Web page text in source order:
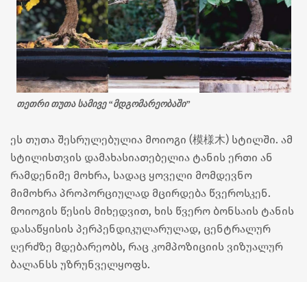
თეთრი თუთა სამივე “მდგომარეობაში”
ეს თუთა შესრულებულია მოიოგი (模様木) სტილში. ამ
სტილისთვის დამახასიათებელია ტანის ერთი ან
რამდენიმე მოხრა, სადაც ყოველი მომდევნო
მიმოხრა პროპორციულად მცირდება წვეროსკენ.
მოიოგის წესის მიხედვით, ხის წვერო ბონსაის ტანის
დასაწყისის პერპენდიკულარულად, ცენტრალურ
ღერძზე მდებარეობს, რაც კომპოზიციის ვიზუალურ
ბალანსს უზრუნველყოფს.